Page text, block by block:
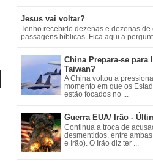
Jesus vai voltar?
Tenho recebido dezenas e dezenas de
passagens bíblicas. Fica aqui a
China Prepara-se para
Taiwan?
A China voltou a
momento em que os
estão focados no ...
Guerra EUA/ Irão -
Continua a troca de
desmentidos, entre
e Irão). O Irão diz ter ...